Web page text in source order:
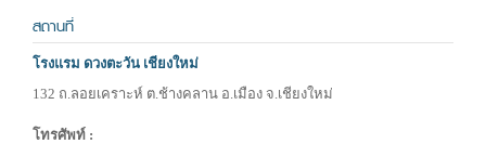
สถานที่
โรงแรม ดวงตะวัน เชียงใหม่
132 ถ.ลอยเคราะห์ ต.ช้างคลาน อ.เมือง จ.เชียงใหม่
โทรศัพท์ :